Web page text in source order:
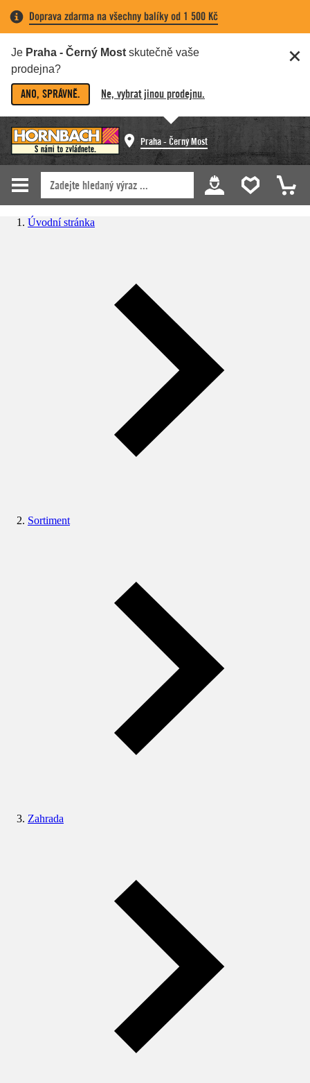
Doprava zdarma na všechny balíky od 1 500 Kč
Je Praha - Černý Most skutečně vaše
prodejna?
ANO, SPRÁVNĚ. Ne, vybrat jinou prodejnu.
Praha - Černý Most
Úvodní stránka
Sortiment
Zahrada